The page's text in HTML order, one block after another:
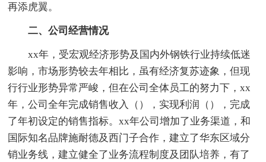
再添虎翼。
二、公司经营情况
xx年，受宏观经济形势及国内外钢铁行业持续低迷
影响，市场形势较去年相比，虽有经济复苏迹象，但现
行行业形势异常严峻，但在公司全体员工的努力下，xx
年，公司全年完成销售收入（），实现利润（），完成
了年初设定的销售指标。xx年公司增加了业务渠道，和
国际知名品牌施耐德及西门子合作，建立了华东区域分
销业务线，建立健全了业务流程制度及团队培养，有了